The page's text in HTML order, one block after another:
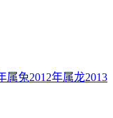
属兔2012年属龙2013